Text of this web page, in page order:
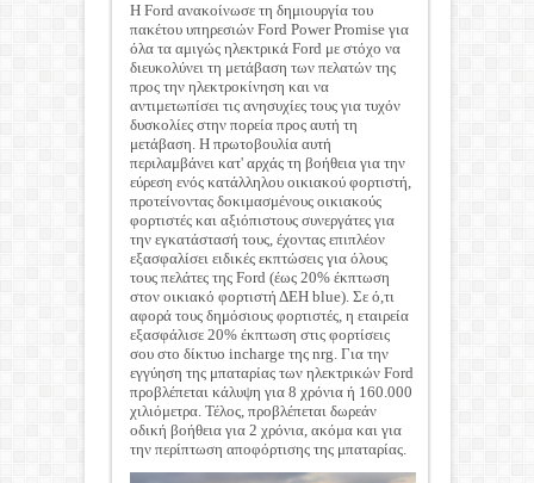
Η Ford ανακοίνωσε τη δημιουργία του
πακέτου υπηρεσιών Ford Power Promise για
όλα τα αμιγώς ηλεκτρικά Ford με στόχο να
διευκολύνει τη μετάβαση των πελατών της
προς την ηλεκτροκίνηση και να
αντιμετωπίσει τις ανησυχίες τους για τυχόν
δυσκολίες στην πορεία προς αυτή τη
μετάβαση. Η πρωτοβουλία αυτή
περιλαμβάνει κατ' αρχάς τη βοήθεια για την
εύρεση ενός κατάλληλου οικιακού φορτιστή,
προτείνοντας δοκιμασμένους οικιακούς
φορτιστές και αξιόπιστους συνεργάτες για
την εγκατάστασή τους, έχοντας επιπλέον
εξασφαλίσει ειδικές εκπτώσεις για όλους
τους πελάτες της Ford (έως 20% έκπτωση
στον οικιακό φορτιστή ΔΕΗ blue). Σε ό,τι
αφορά τους δημόσιους φορτιστές, η εταιρεία
εξασφάλισε 20% έκπτωση στις φορτίσεις
σου στο δίκτυο incharge της nrg. Για την
εγγύηση της μπαταρίας των ηλεκτρικών Ford
προβλέπεται κάλυψη για 8 χρόνια ή 160.000
χιλιόμετρα. Τέλος, προβλέπεται δωρεάν
οδική βοήθεια για 2 χρόνια, ακόμα και για
την περίπτωση αποφόρτισης της μπαταρίας.